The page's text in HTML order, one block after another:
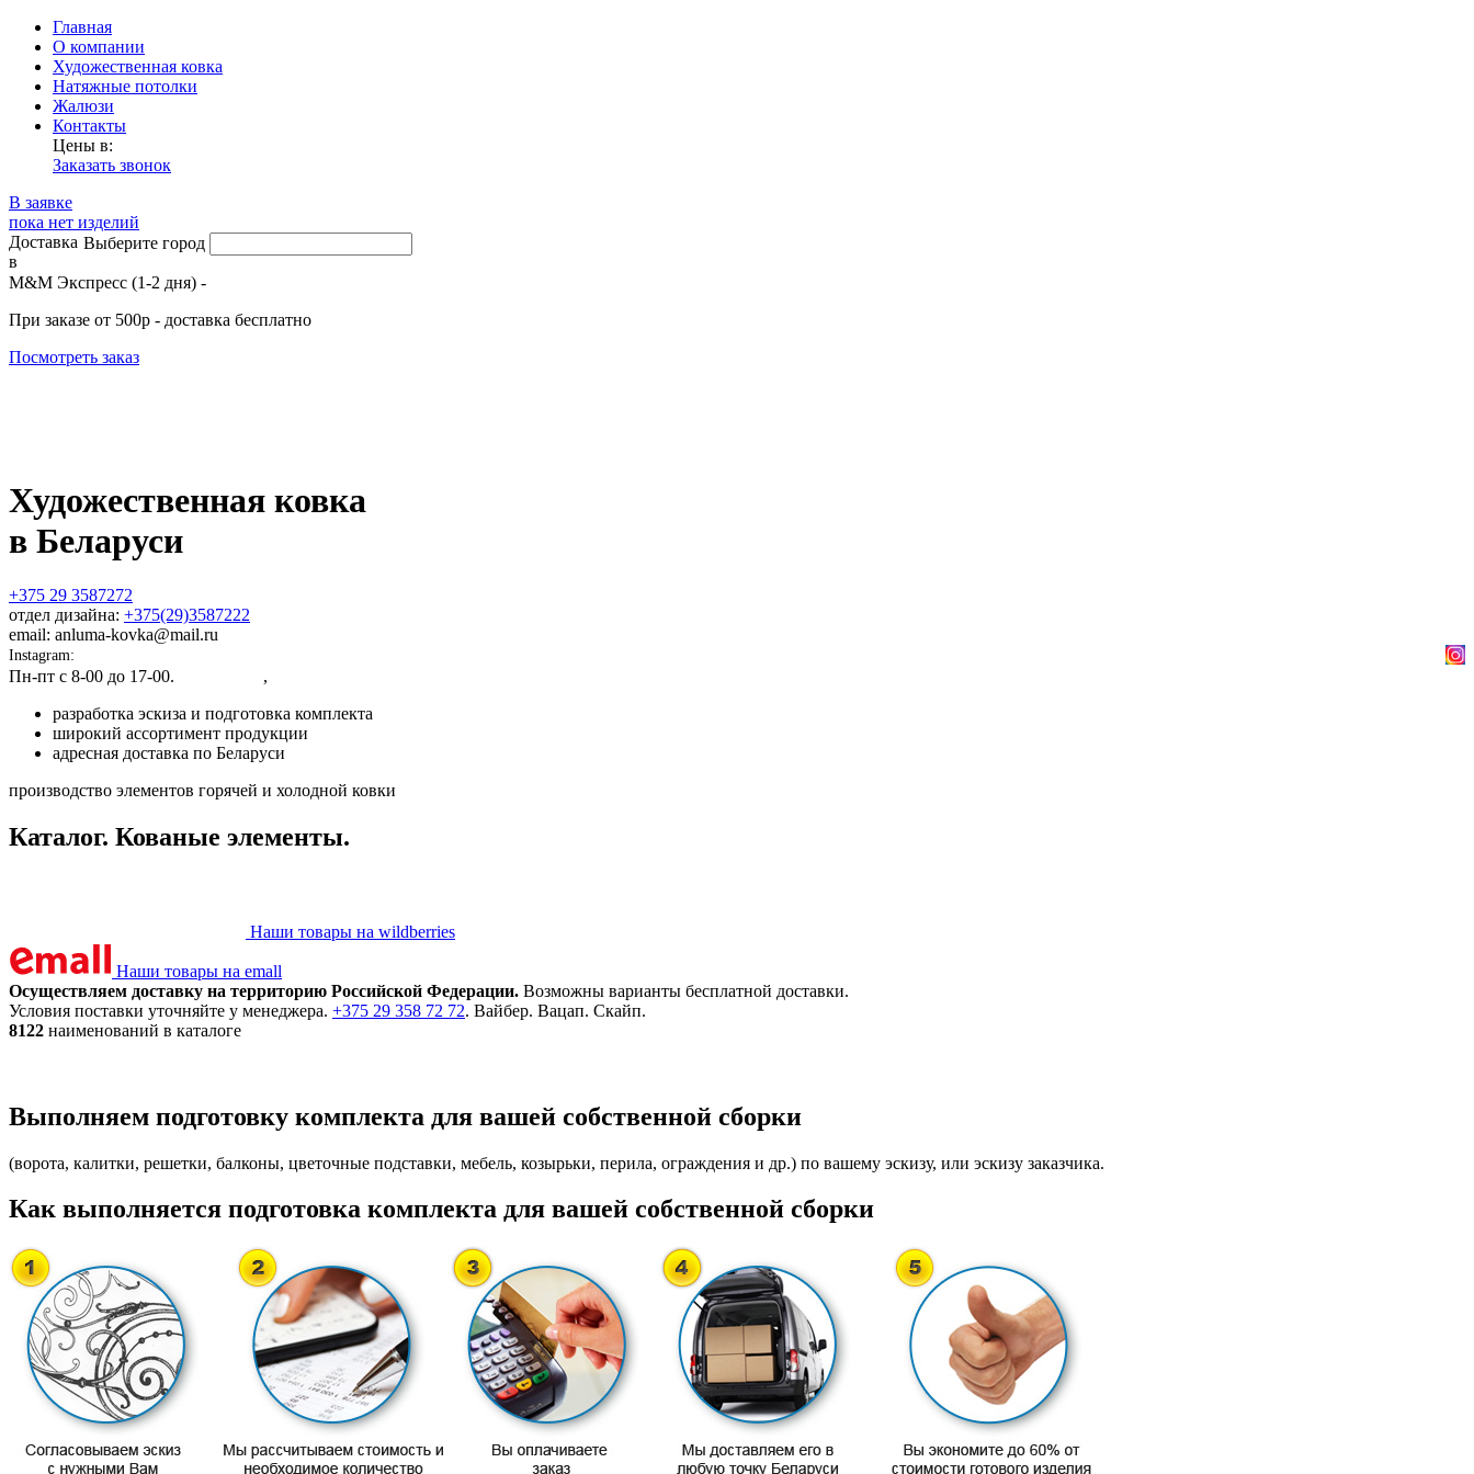
Главная
О компании
Художественная ковка
Натяжные потолки
Жалюзи
Контакты
Цены в:
Заказать звонок
В заявке
пока нет изделий
Доставка
в
Выберите город
М&М Экспресс (1-2 дня) -
При заказе от 500р - доставка бесплатно
Посмотреть заказ
Художественная ковка
в Беларуси
+375 29 3587272
отдел дизайна: +375(29)3587222
email: anluma-kovka@mail.ru
Instagram:
Пн-пт c 8-00 до 17-00. ,
разработка эскиза и подготовка комплекта
широкий ассортимент продукции
адресная доставка по Беларуси
производство элементов горячей и холодной ковки
Каталог. Кованые элементы.
Наши товары на wildberries
Наши товары на emall
Осуществляем доставку на территорию Российской Федерации. Возможны варианты бесплатной доставки.
Условия поставки уточняйте у менеджера. +375 29 358 72 72. Вайбер. Вацап. Скайп.
8122 наименований в каталоге
Выполняем подготовку комплекта для вашей собственной сборки
(ворота, калитки, решетки, балконы, цветочные подставки, мебель, козырьки, перила, ограждения и др.) по вашему эскизу, или эскизу заказчика.
Как выполняется подготовка комплекта для вашей собственной сборки